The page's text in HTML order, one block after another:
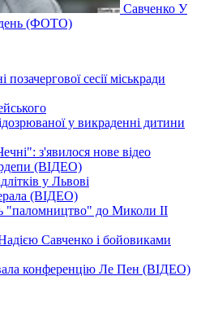
Савченко У
(ФОТО)
позачергової сесії міськради
у викраденні дитини
з'явилося нове відео
(ВІДЕО)
у Львові
(ВІДЕО)
"паломництво" до Миколи ІІ
Савченко і бойовиками
конференцію Ле Пен (ВІДЕО)